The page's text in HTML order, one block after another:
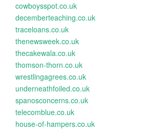
cowboysspot.co.uk
decemberteaching.co.uk
traceloans.co.uk
thenewsweek.co.uk
thecakewala.co.uk
thomson-thorn.co.uk
wrestlingagrees.co.uk
underneathfoiled.co.uk
spanosconcerns.co.uk
telecomblue.co.uk
house-of-hampers.co.uk